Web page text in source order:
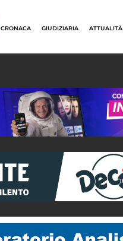
CRONACA GIUDIZIARIA ATTUALITÀ